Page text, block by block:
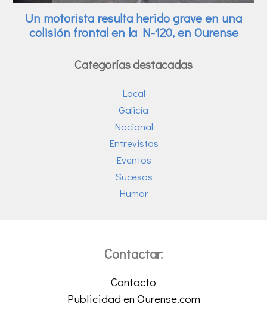
Categorías destacadas
Local
Galicia
Nacional
Entrevistas
Eventos
Sucesos
Humor
Contactar:
Contacto
Publicidad en Ourense.com